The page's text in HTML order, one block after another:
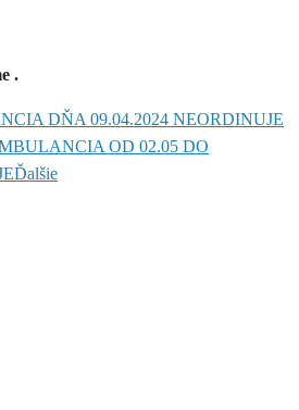
.
DŇA 09.04.2024 NEORDINUJE
OD 02.05 DO
Ďalšie